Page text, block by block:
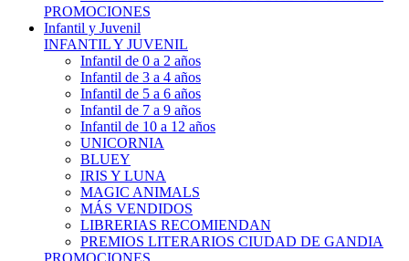
PROMOCIONES
Infantil y Juvenil
INFANTIL Y JUVENIL
Infantil de 0 a 2 años
Infantil de 3 a 4 años
Infantil de 5 a 6 años
Infantil de 7 a 9 años
Infantil de 10 a 12 años
UNICORNIA
BLUEY
IRIS Y LUNA
MAGIC ANIMALS
MÁS VENDIDOS
LIBRERIAS RECOMIENDAN
PREMIOS LITERARIOS CIUDAD DE GANDIA
PROMOCIONES